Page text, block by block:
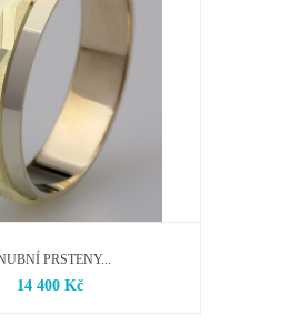
PRSTENY...
14 400 Kč